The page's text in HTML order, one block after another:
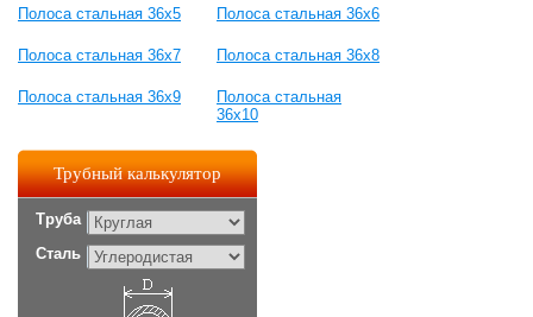
Полоса стальная 36x5 Полоса стальная 36x6
Полоса стальная 36x7 Полоса стальная 36x8
Полоса стальная 36x9
Полоса стальная
36x10
Трубный калькулятор
Труба
Сталь